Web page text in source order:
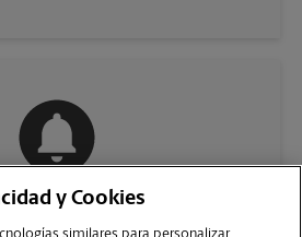
y Cookies